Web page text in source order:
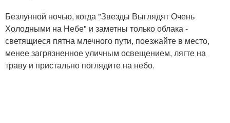
Безлунной ночью, когда "Звезды Выглядят Очень
Холодными на Небе" и заметны только облака -
светящиеся пятна млечного пути, поезжайте в место,
менее загрязненное уличным освещением, лягте на
траву и пристально поглядите на небо.